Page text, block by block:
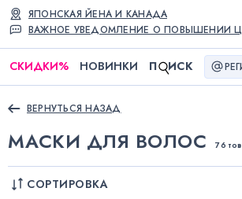
ВАЖНОЕ УВЕДОМЛЕНИЕ О ПОВЫШЕНИИ
ЯПОНСКАЯ ЙЕНА И КАНАДА
СКИДКИ% НОВИНКИ П ИСК
ВЕРНУТЬСЯ НАЗАД
МАСКИ ДЛЯ ВОЛОС 76
СОРТИРОВКА